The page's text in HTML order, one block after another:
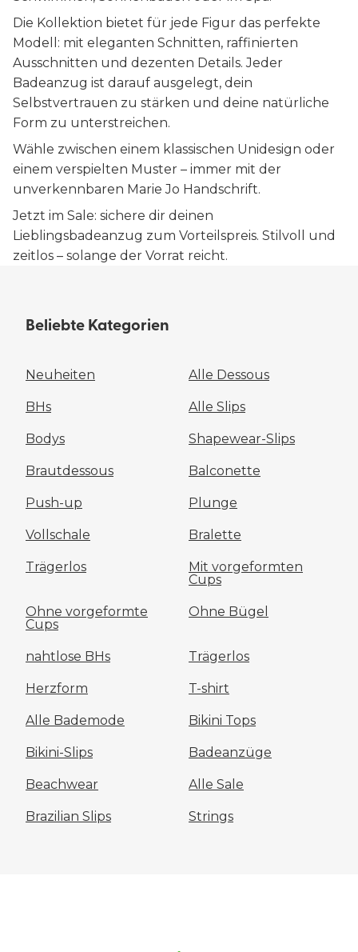
Die Kollektion bietet für jede Figur das perfekte
Modell: mit eleganten Schnitten, raffinierten
Ausschnitten und dezenten Details. Jeder
Badeanzug ist darauf ausgelegt, dein
Selbstvertrauen zu stärken und deine natürliche
Form zu unterstreichen.
Wähle zwischen einem klassischen Unidesign oder
einem verspielten Muster – immer mit der
unverkennbaren Marie Jo Handschrift.
Jetzt im Sale: sichere dir deinen
Lieblingsbadeanzug zum Vorteilspreis. Stilvoll und
zeitlos – solange der Vorrat reicht.
Beliebte Kategorien
Neuheiten Alle Dessous
BHs Alle Slips
Bodys Shapewear-Slips
Brautdessous Balconette
Push-up Plunge
Vollschale Bralette
Trägerlos
Mit vorgeformten
Cups
Ohne vorgeformte
Cups
Ohne Bügel
nahtlose BHs Trägerlos
Herzform T-shirt
Alle Bademode Bikini Tops
Bikini-Slips Badeanzüge
Beachwear Alle Sale
Brazilian Slips Strings